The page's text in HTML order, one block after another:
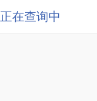
正在查询中